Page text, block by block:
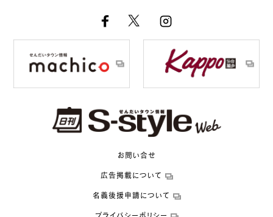
お問い合せ
広告掲載について
名義後援申請について